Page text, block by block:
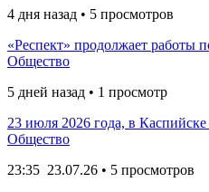
4 дня назад • 5 просмотров
«Респект» продолжает работы
Общество
5 дней назад • 1 просмотр
23 июля 2026 года, в
Общество
23:35 23.07.26 • 5 просмотров